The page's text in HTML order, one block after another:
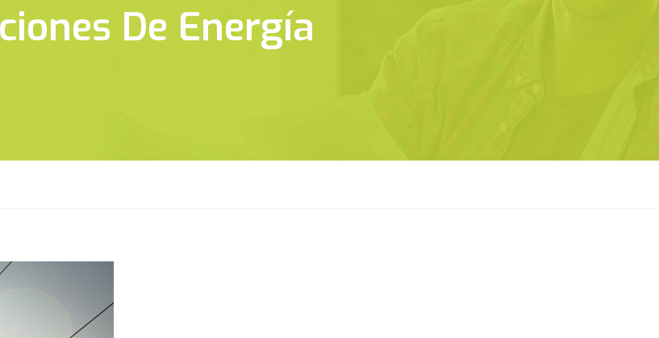
De Energía